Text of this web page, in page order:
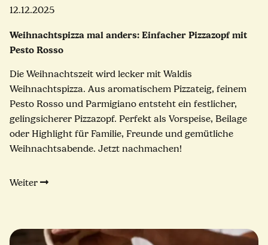
12.12.2025
Weihnachtspizza mal anders: Einfacher Pizzazopf mit
Pesto Rosso
Die Weihnachtszeit wird lecker mit Waldis
Weihnachtspizza. Aus aromatischem Pizzateig, feinem
Pesto Rosso und Parmigiano entsteht ein festlicher,
gelingsicherer Pizzazopf. Perfekt als Vorspeise, Beilage
oder Highlight für Familie, Freunde und gemütliche
Weihnachtsabende. Jetzt nachmachen!
Weiter